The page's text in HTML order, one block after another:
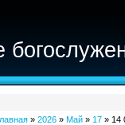
» 2026 » Май » 17 » 14